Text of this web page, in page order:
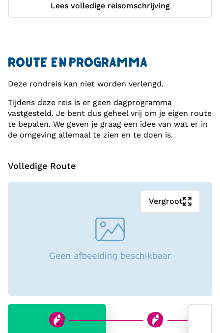
Lees volledige reisomschrijving
ROUTE EN PROGRAMMA
Deze rondreis kan niet worden verlengd.
Tijdens deze reis is er geen dagprogramma
vastgesteld. Je bent dus geheel vrij om je eigen route
te bepalen. We geven je graag een idee van wat er in
de omgeving allemaal te zien en te doen is.
Volledige Route
Vergroot